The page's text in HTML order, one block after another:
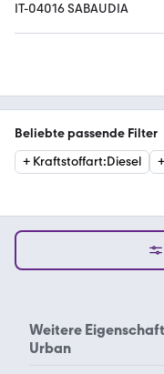
IT-04016 SABAUDIA
Beliebte passende Filter
+ Kraftstoffart:Diesel +
Weitere
Urban